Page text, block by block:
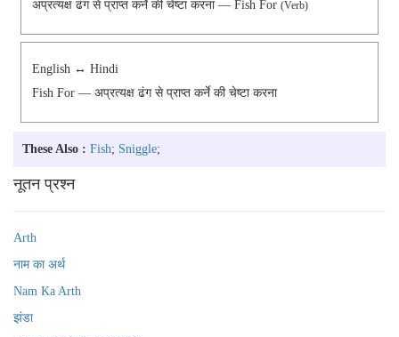
अप्रत्यक्ष ढंग से प्राप्त कर्ने की चेष्टा करना — Fish For (Verb)
English ↔ Hindi
Fish For — अप्रत्यक्ष ढंग से प्राप्त कर्ने की चेष्टा करना
These Also : Fish; Sniggle;
नूतन प्रश्न
Arth
नाम का अर्थ
Nam Ka Arth
झंडा